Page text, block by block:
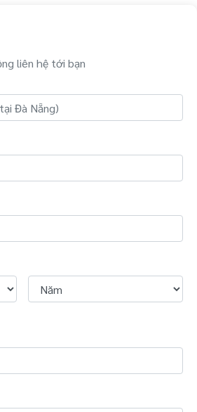
liên hệ tới bạn